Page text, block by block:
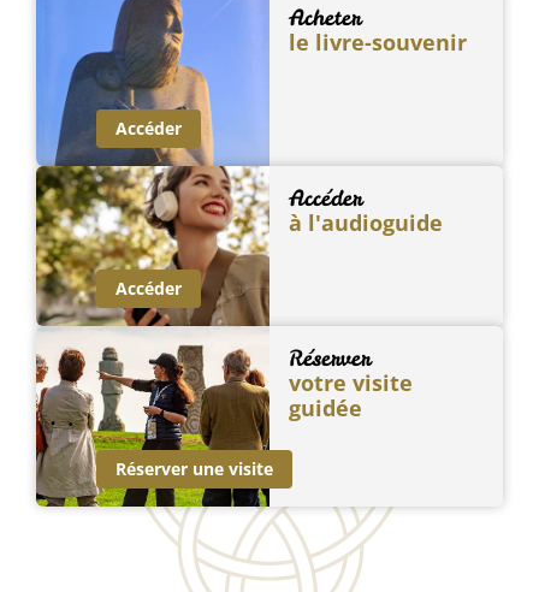
Acheter
le livre-souvenir
Accéder
Accéder
à l'audioguide
Accéder
Réserver
votre visite
guidée
Réserver une visite